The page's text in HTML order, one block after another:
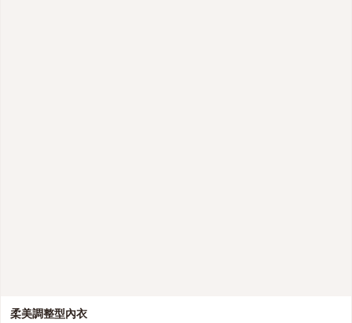
柔美調整型內衣